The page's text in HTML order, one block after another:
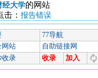
经大学的网站
： 报告错误